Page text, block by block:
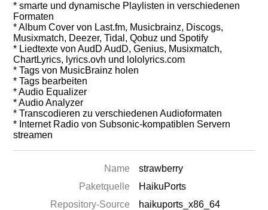
* smarte und dynamische Playlisten in verschiedenen
Formaten
* Album Cover von Last.fm, Musicbrainz, Discogs,
Musixmatch, Deezer, Tidal, Qobuz und Spotify
* Liedtexte von AudD AudD, Genius, Musixmatch,
ChartLyrics, lyrics.ovh und lololyrics.com
* Tags von MusicBrainz holen
* Tags bearbeiten
* Audio Equalizer
* Audio Analyzer
* Transcodieren zu verschiedenen Audioformaten
* Internet Radio von Subsonic-kompatiblen Servern
streamen
Name
strawberry
Paketquelle
HaikuPorts
Repository-Source
haikuports_x86_64